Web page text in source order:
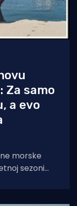
Za samo
a evo
morske
sezoni